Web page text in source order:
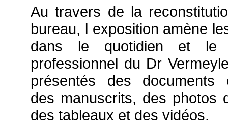
Au travers de la
bureau, l exposition amène
dans le quotidien et le
professionnel du Dr
présentés des documents
des manuscrits, des photos
des tableaux et des vidéos.